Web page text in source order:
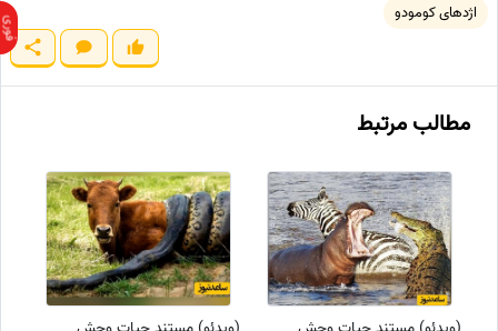
اژدهای کومودو
مطالب مرتبط